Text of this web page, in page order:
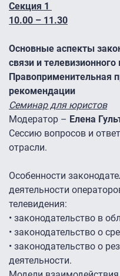
Секция 1
10.00 – 11.30
Основные аспекты
связи и
Правоприменительная
рекомендации
Семинар для юристов
Модератор – Елена
Сессию вопросов и
отрасли.
Особенности
деятельности
телевидения:
• законодательство в
• законодательство о
• законодательство о
деятельности.